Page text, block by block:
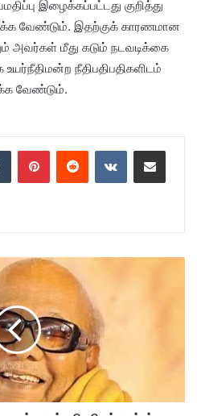
இழைக்கப்பட்டது குறித்து
வேண்டும். இதற்குக் காரணமான
அவர்கள் மீது கடும் நடவடிக்கை
நீதிபதிபதிகளிடம்
வேண்டும்.
Tumblr PinterestReddit VKontakteShare via Email